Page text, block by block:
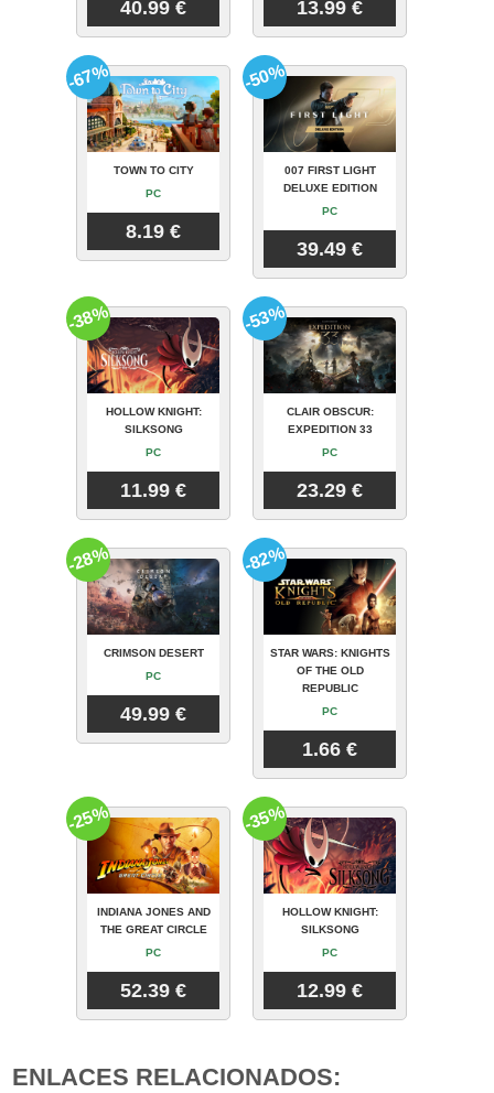
40.99 € 13.99 €
TOWN TO CITY
PC
8.19 €
-67%
007 FIRST LIGHT
DELUXE EDITION
PC
39.49 €
-50%
HOLLOW KNIGHT:
SILKSONG
PC
11.99 €
-38%
CLAIR OBSCUR:
EXPEDITION 33
PC
23.29 €
-53%
CRIMSON DESERT
PC
49.99 €
-28%
STAR WARS: KNIGHTS
OF THE OLD
REPUBLIC
PC
1.66 €
-82%
INDIANA JONES AND
THE GREAT CIRCLE
PC
52.39 €
-25%
HOLLOW KNIGHT:
SILKSONG
PC
12.99 €
-35%
ENLACES RELACIONADOS: